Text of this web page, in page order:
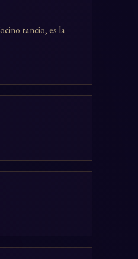
rancio, es la